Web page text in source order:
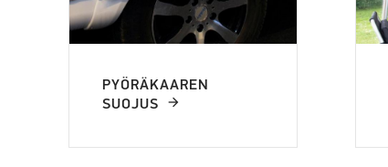
PYÖRÄKAAREN
SUOJUS